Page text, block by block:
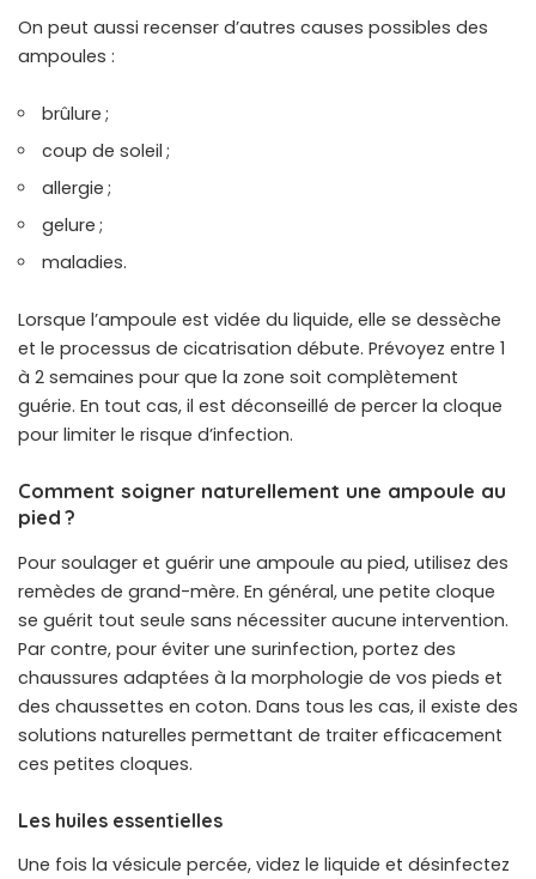
On peut aussi recenser d’autres causes possibles des
ampoules :
brûlure ;
coup de soleil ;
allergie ;
gelure ;
maladies.
Lorsque l’ampoule est vidée du liquide, elle se dessèche
et le processus de cicatrisation débute. Prévoyez entre 1
à 2 semaines pour que la zone soit complètement
guérie. En tout cas, il est déconseillé de percer la cloque
pour limiter le risque d’infection.
Comment soigner naturellement une ampoule au
pied ?
Pour soulager et guérir une ampoule au pied, utilisez des
remèdes de grand-mère. En général, une petite cloque
se guérit tout seule sans nécessiter aucune intervention.
Par contre, pour éviter une surinfection, portez des
chaussures adaptées à la morphologie de vos pieds et
des chaussettes en coton. Dans tous les cas, il existe des
solutions naturelles permettant de traiter efficacement
ces petites cloques.
Les huiles essentielles
Une fois la vésicule percée, videz le liquide et désinfectez